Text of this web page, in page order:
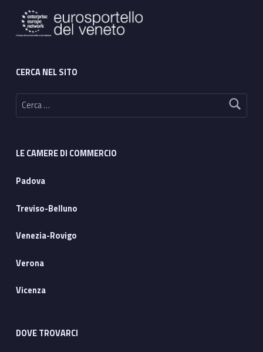
CERCA NEL SITO
Ricerca per:
LE CAMERE DI COMMERCIO
Padova
Treviso-Belluno
Venezia-Rovigo
Verona
Vicenza
DOVE TROVARCI